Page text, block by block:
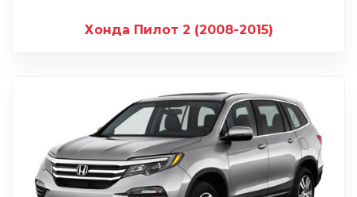
Хонда Пилот 2 (2008-2015)